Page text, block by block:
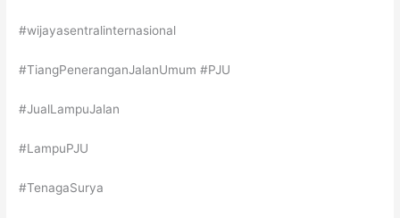
#wijayasentralinternasional
#TiangPeneranganJalanUmum #PJU
#JualLampuJalan
#LampuPJU
#TenagaSurya